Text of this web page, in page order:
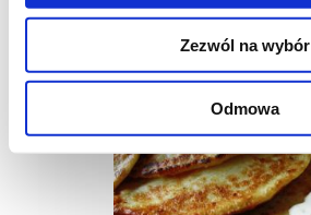
Zezwól na wybór
Odmowa